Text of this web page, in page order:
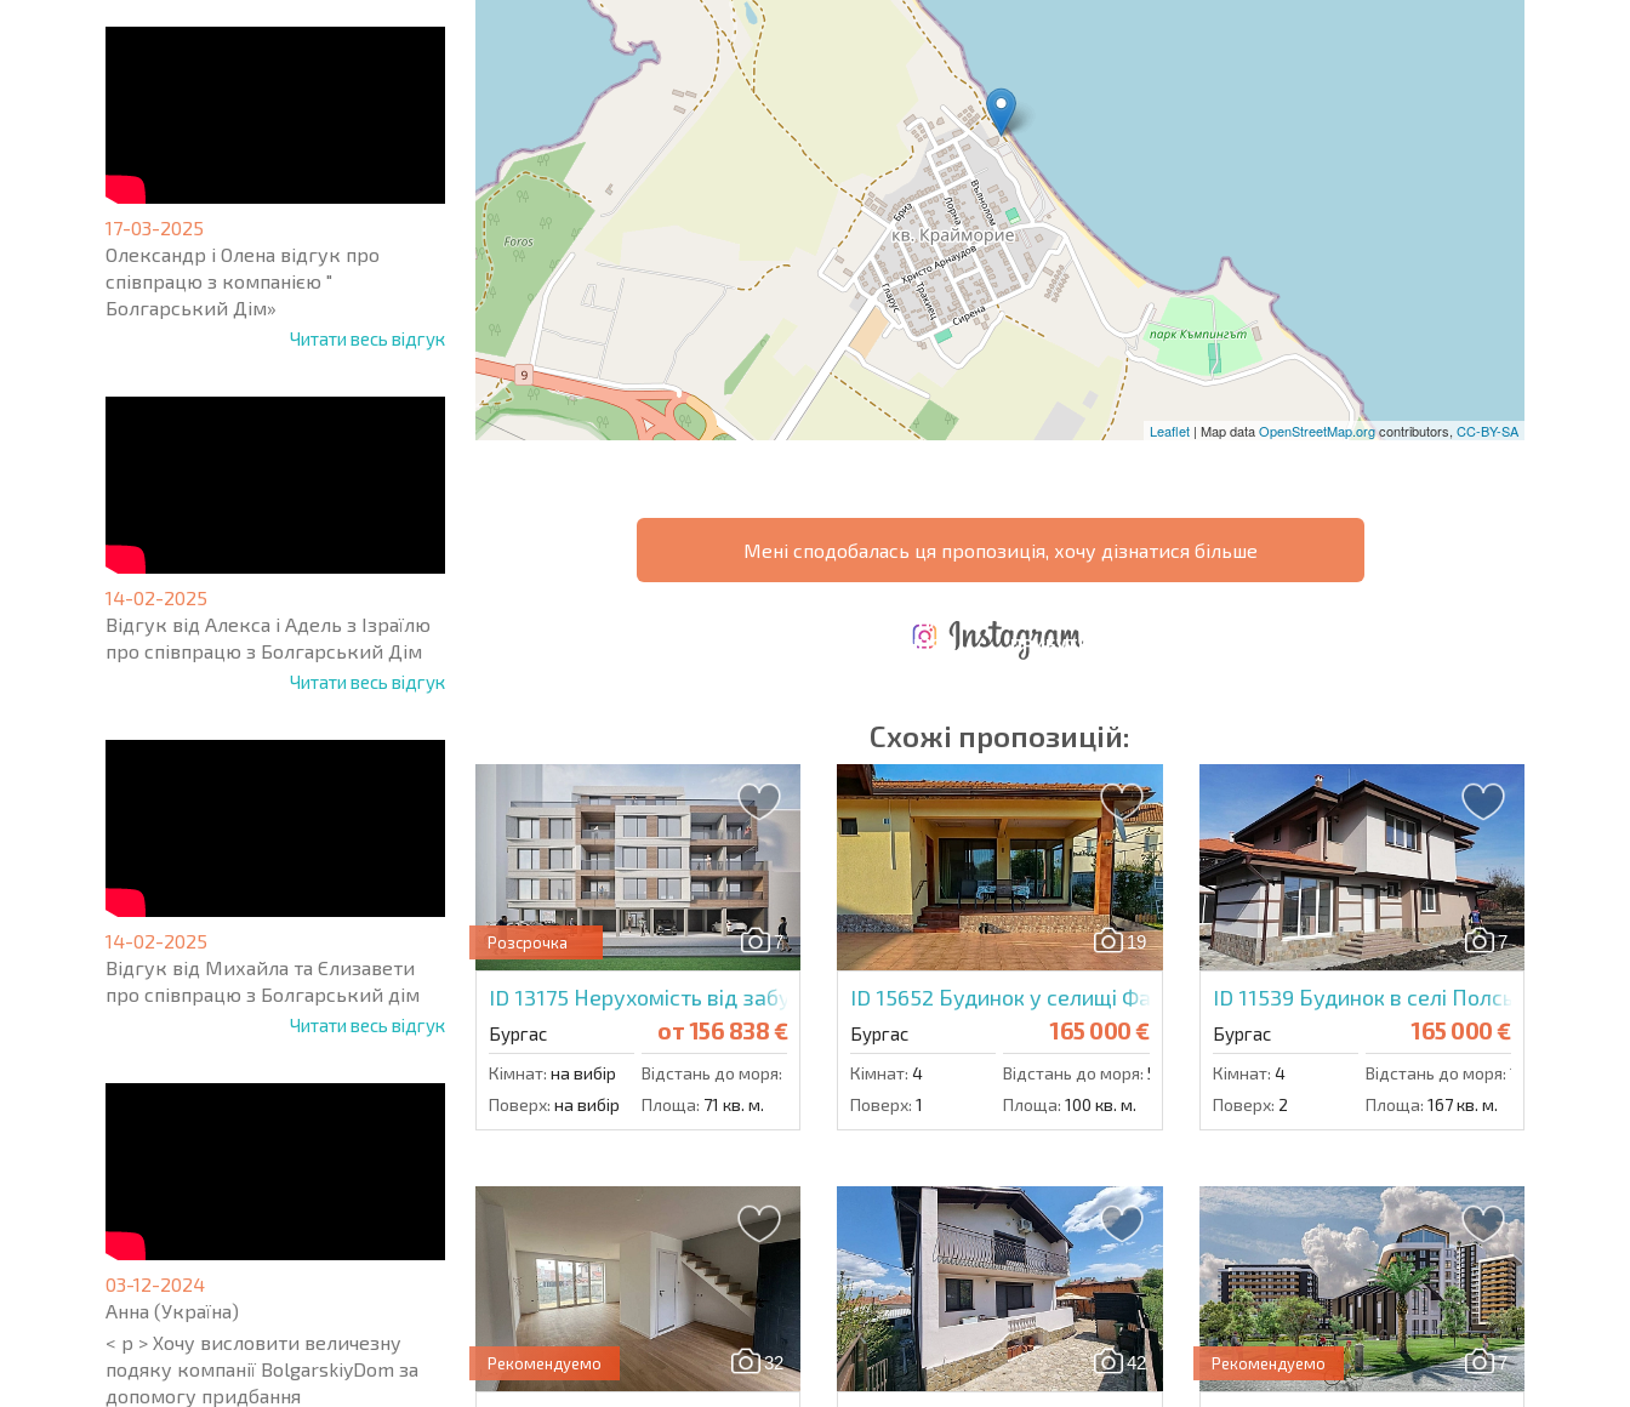
17-03-2025
Олександр і Олена відгук про
співпрацю з компанією "
Болгарський Дім»
Читати весь відгук
14-02-2025
Відгук від Алекса і Адель з Ізраїлю
про співпрацю з Болгарський Дім
Читати весь відгук
14-02-2025
Відгук від Михайла та Єлизавети
про співпрацю з Болгарський дім
Читати весь відгук
03-12-2024
Анна (Україна)
< p > Хочу висловити величезну
подяку компанії BolgarskiyDom за
допомогу придбання
Leaflet | Map dataOpenStreetMap.orgcontributors, CC-BY-SA
Мені сподобалась ця пропозиція, хочу дізнатися більше
* Поля обов'язкові для заповнення
Підписатися на розсилку | Натискаючи кнопку, ви дозволяєте
використання своїх даних.
Надіслати повідомлення
ВИТРАТИ НА
УТРИМАННЯ
ПРИБУТКОВІСТЬ
Схожі пропозицій:
7
Розсрочка
ID 13175 Нерухомість від забудовника в Зорниця 3
Бургас от156 838 €
Кімнат: на вибір Відстань до моря:
Поверх: на вибір Площа: 71 кв. м.
19
ID 15652 Будинок у селищі Факія
Бургас 165 000 €
Кімнат: 4 Відстань до моря: 50000 м.
Поверх: 1 Площа: 100 кв. м.
7
ID 11539 Будинок в селі Полські Ізвор
Бургас 165 000 €
Кімнат: 4 Відстань до моря: 10000 м.
Поверх: 2 Площа: 167 кв. м.
32
Рекомендуемо 42 7
Рекомендуемо